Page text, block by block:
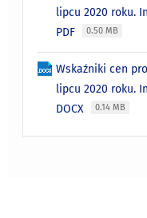
lipcu 2020 roku.
PDF
0.50 MB
Wskaźniki cen
lipcu 2020 roku.
DOCX
0.14 MB